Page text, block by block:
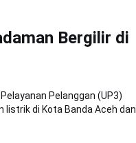
Bergilir di
Pelanggan (UP3)
listrik di Kota Banda Aceh dan